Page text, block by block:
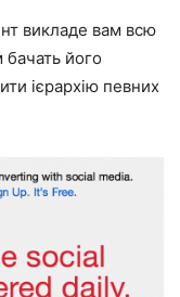
викладе вам всю
його
ієрархію певних